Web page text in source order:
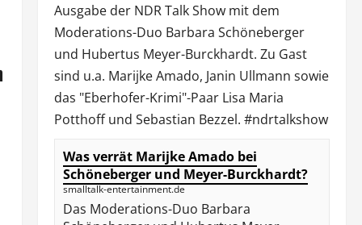
Ausgabe der NDR Talk Showmit dem
Moderations-Duo Barbara Schöneberger
und Hubertus Meyer-Burckhardt. Zu Gast
sind u.a. Marijke Amado, Janin Ullmann sowie
das "Eberhofer-Krimi"-Paar Lisa Maria
Potthoff und Sebastian Bezzel. #ndrtalkshow
Was verrät Marijke Amado bei
Schöneberger und Meyer-Burckhardt?
smalltalk-entertainment.de
Das Moderations-Duo Barbara